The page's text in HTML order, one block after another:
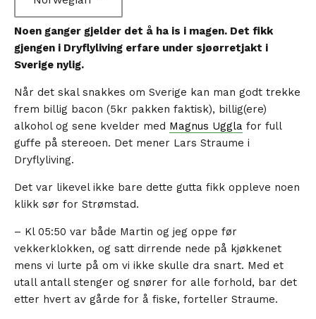
Noen ganger gjelder det å ha is i magen. Det fikk
gjengen i Dryflyliving erfare under sjøørretjakt i
Sverige nylig.
Når det skal snakkes om Sverige kan man godt trekke
frem billig bacon (5kr pakken faktisk), billig(ere)
alkohol og sene kvelder med Magnus Uggla for full
guffe på stereoen. Det mener Lars Straume i
Dryflyliving.
Det var likevel ikke bare dette gutta fikk oppleve noen
klikk sør for Strømstad.
– Kl 05:50 var både Martin og jeg oppe før
vekkerklokken, og satt dirrende nede på kjøkkenet
mens vi lurte på om vi ikke skulle dra snart. Med et
utall antall stenger og snører for alle forhold, bar det
etter hvert av gårde for å fiske, forteller Straume.